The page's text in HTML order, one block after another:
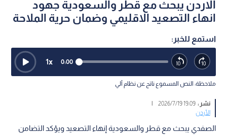
الاردن يبحث مع قطر والسعودية جهود
انهاء التصعيد الاقليمي وضمان حرية الملاحة
استمع للخبر:
0:00
1x
ملاحظة: النص المسموع ناتج عن نظام آلي
نشر :19:09 2026/7/19
|
الأردن
الصفدي يبحث مع قطر والسعودية إنهاء التصعيد ويؤكد التضامن